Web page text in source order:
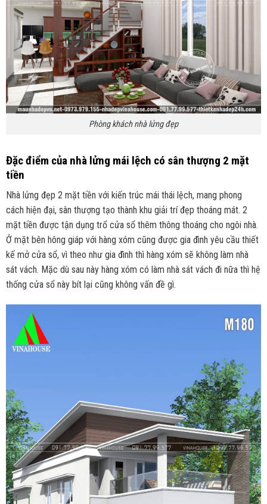
Phòng khách nhà lửng đẹp
Đặc điểm của nhà lửng mái lệch có sân thượng 2 mặt
tiền
Nhà lửng đẹp 2 mặt tiền với kiến trúc mái thái lệch, mang phong
cách hiện đại, sân thượng tạo thành khu giải trí đẹp thoáng mát. 2
mặt tiền được tận dụng trổ cửa sổ thêm thông thoáng cho ngôi nhà.
Ở mặt bên hông giáp với hàng xóm cũng được gia đình yêu cầu thiết
kế mở cửa sổ, vì theo như gia đình thì hàng xóm sẽ không làm nhà
sát vách. Mặc dù sau này hàng xóm có làm nhà sát vách đi nữa thì hệ
thống cửa sổ này bít lại cũng không vấn đề gì.